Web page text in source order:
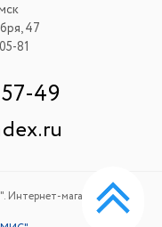
47
81
49
Интернет-магазин.